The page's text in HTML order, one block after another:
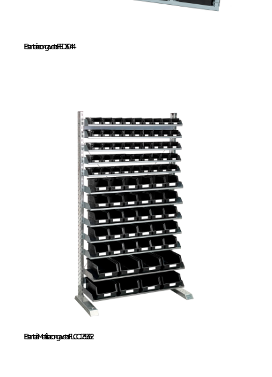
Estanteria con gavetas FED3044
Estantería Metálica
con gavetas
FLCC1735352
Estantería Metálica con gavetas FLCC1735352